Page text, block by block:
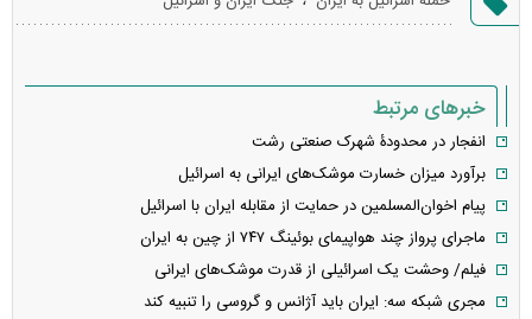
خطا
خبرهای مرتبط
انفجار در محدودۀ شهرک صنعتی رشت
برآورد میزان خسارت موشک‌های ایرانی به اسرائیل
پیام اخوان‌المسلمین در حمایت از مقابله ایران با اسرائیل
ماجرای پرواز چند هواپیمای بوئینگ ۷۴۷ از چین به ایران
فیلم/ وحشت یک اسرائیلی از قدرت موشک‌های ایرانی
مجری شبکه سه: ایران باید آژانس و گروسی را تنبیه کند